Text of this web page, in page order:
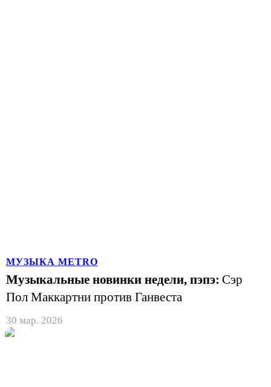
МУЗЫКА METRO
Музыкальные новинки недели, пэпэ: Сэр
Пол Маккартни против Ганвеста
30 мар. 2026